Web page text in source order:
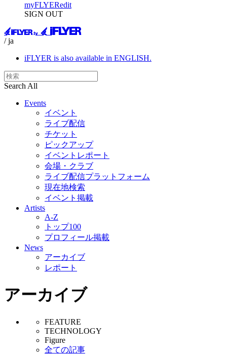
myFLYERedit
SIGN OUT
/ ja
iFLYER is also available in ENGLISH.
Search All
Events
イベント
ライブ配信
チケット
ピックアップ
イベントレポート
会場・クラブ
ライブ配信プラットフォーム
現在地検索
イベント掲載
Artists
A-Z
トップ100
プロフィール掲載
News
アーカイブ
レポート
アーカイブ
FEATURE
TECHNOLOGY
Figure
全ての記事